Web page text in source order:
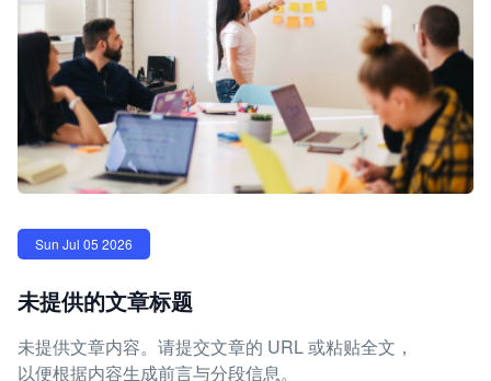
Sun Jul 05 2026
未提供的文章标题
未提供文章内容。请提交文章的 URL 或粘贴全文，
以便根据内容生成前言与分段信息。